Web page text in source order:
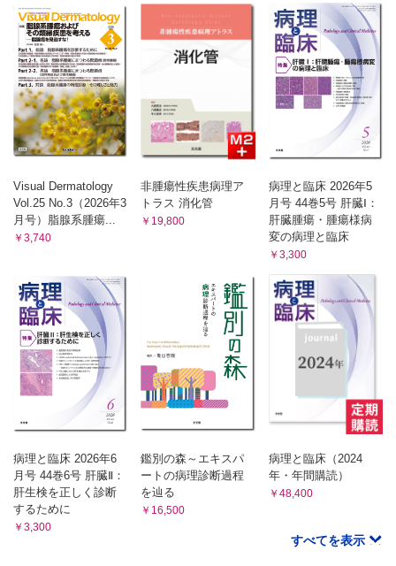
第41章 A Profession is not a Business
高度専門職業はビジネス（事業）ではない
第42章 The Master-Word in Medicine
医学を統べる言葉
第43章 The Magic Word in Medicine
医学における魔法の言葉
第44章 Farewell
別れの言葉
AFTERWORD あとがき
連載の終わりにあたって
索引
鑑別診断
第18章 Pitfalls in Diagnosis
診断の落とし穴
第19章 Exception
例外
第20章 Mythology
神話学
常套句（陳腐な決まり文句）
第22章 Clinical Miscues as Clues to Accurate
Histopathologic Diagnosis
正確な組織診断の手がかりとなる臨床側からの誤った合図（臨
第23章 Clinical Implications of Particular
Histopathologic Findings
特定の病理組織学的所見の臨床的意義
第24章 Important or Not?
重要な所見か、否か？
第25章 Unifying Concept
生検
第27章 The Best Special Stain
最高の特殊染色
第28章 Minimizing Errors in Diagnosis
Visual Dermatology
Vol.25 No.3（2026年3
月号）脂腺系腫瘍...
￥3,740
非腫瘍性疾患病理ア
トラス 消化管
￥19,800
病理と臨床 2026年5
月号 44巻5号 肝臓Ⅰ：
肝臓腫瘍・腫瘍様病
変の病理と臨床
￥3,300
病理と臨床 2026年6
月号 44巻6号 肝臓Ⅱ：
肝生検を正しく診断
するために
￥3,300
鑑別の森～エキスパ
ートの病理診断過程
を辿る
￥16,500
病理と臨床（2024
年・年間購読）
￥48,400
すべてを表示